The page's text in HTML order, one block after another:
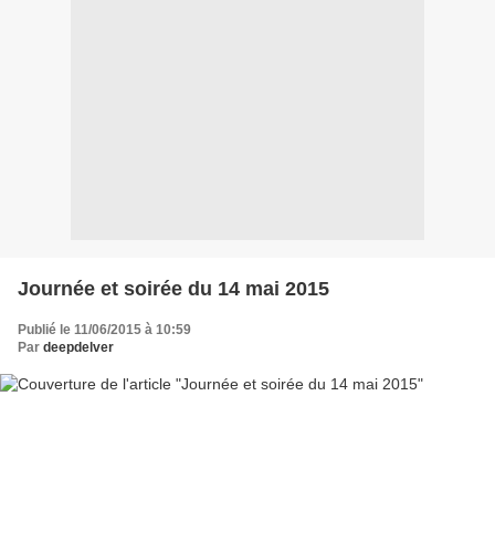
Journée et soirée du 14 mai 2015
Publié le 11/06/2015 à 10:59
Par deepdelver